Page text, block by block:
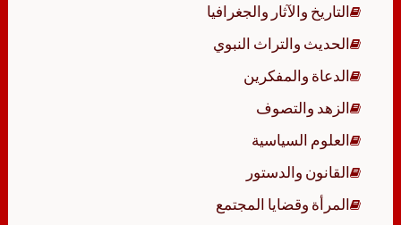
التاريخ والآثار والجغرافيا
الحديث والتراث النبوي
الدعاة والمفكرين
الزهد والتصوف
العلوم السياسية
القانون والدستور
المرأة وقضايا المجتمع